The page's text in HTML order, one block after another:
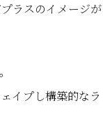
ラスのイメージが
イプし構築的なラ